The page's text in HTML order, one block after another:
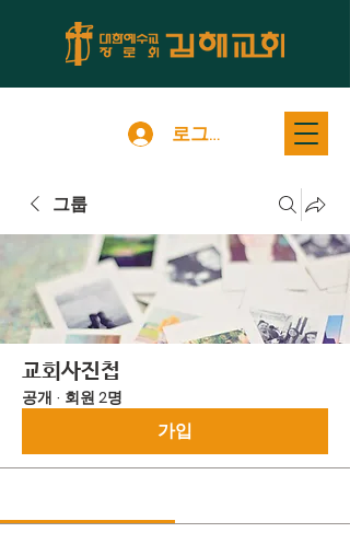
로그인
그룹
교회사진첩
공개 · 회원 2명
가입